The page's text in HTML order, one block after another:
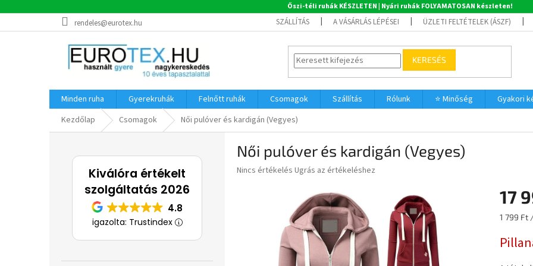
Őszi-téli ruhák KÉSZLETEN | Nyári ruhák FOLYAMATOSAN készleten!
a
rendeles@eurotex.hu SZÁLLÍTÁS A VÁSÁRLÁS LÉPÉSEI ÜZLETI FELTÉTELEK (ÁSZF)
KERESÉS
Minden ruha Gyerekruhák Felnőtt ruhák Csomagok Szállítás Rólunk ⭐ Minőség Gyakori
Kezdőlap
Csomagok Női pulóver és kardigán (Vegyes)
Kiválóra értékelt
szolgáltatás 2026
4.8
igazolta: Trustindex
Női pulóver és kardigán (Vegyes)
A
Nincs értékelés Ugrás az értékeléshez
17
1 799 Ft